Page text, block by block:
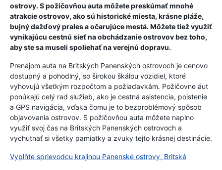
ostrovy. S požičovňou auta môžete preskúmať mnohé
atrakcie ostrovov, ako sú historické miesta, krásne pláže,
bujný dažďový prales a očarujúce mestá. Môžete tiež využiť
vynikajúcu cestnú sieť na obchádzanie ostrovov bez toho,
aby ste sa museli spoliehať na verejnú dopravu.
Prenájom auta na Britských Panenských ostrovoch je cenovo
dostupný a pohodlný, so širokou škálou vozidiel, ktoré
vyhovujú všetkým rozpočtom a požiadavkám. Požičovne áut
ponúkajú celý rad služieb, ako je cestná asistencia, poistenie
a GPS navigácia, vďaka čomu je to bezproblémový spôsob
objavovania ostrovov. S požičovňou auta môžete naplno
využiť svoj čas na Britských Panenských ostrovoch a
vychutnať si všetky pamiatky a zvuky tejto krásnej destinácie.
Vyplňte sprievodcu krajinou Panenské ostrovy, Britské